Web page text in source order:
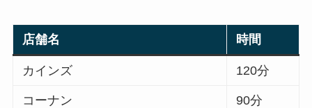
店舗名 時間
カインズ 120分
コーナン 90分